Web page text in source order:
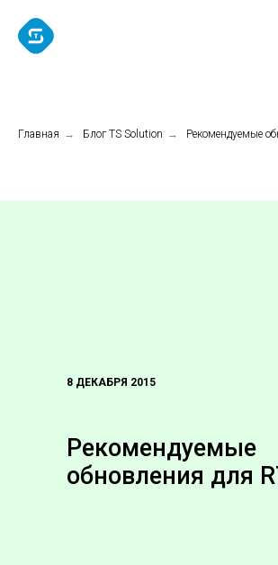
Главная → Блог TS Solution → Рекомендуемые
Рекомендуемые
обновления для
8 ДЕКАБРЯ 2015